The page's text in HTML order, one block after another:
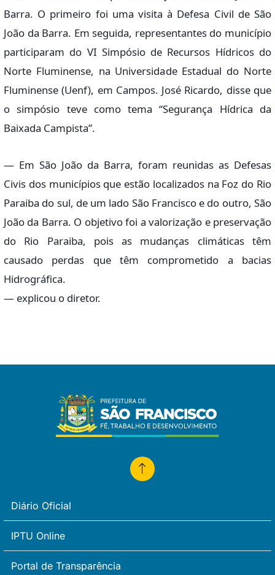
Barra. O primeiro foi uma visita à Defesa Civil de São
João da Barra. Em seguida, representantes do município
participaram do VI Simpósio de Recursos Hídricos do
Norte Fluminense, na Universidade Estadual do Norte
Fluminense (Uenf), em Campos. José Ricardo, disse que
o simpósio teve como tema “Segurança Hídrica da
Baixada Campista”.
— Em São João da Barra, foram reunidas as Defesas
Civis dos municípios que estão localizados na Foz do Rio
Paraiba do sul, de um lado São Francisco e do outro, São
João da Barra. O objetivo foi a valorização e preservação
do Rio Paraiba, pois as mudanças climáticas têm
causado perdas que têm comprometido a bacias
Hidrográfica.
— explicou o diretor.
Diário Oficial
IPTU Online
Portal de Transparência